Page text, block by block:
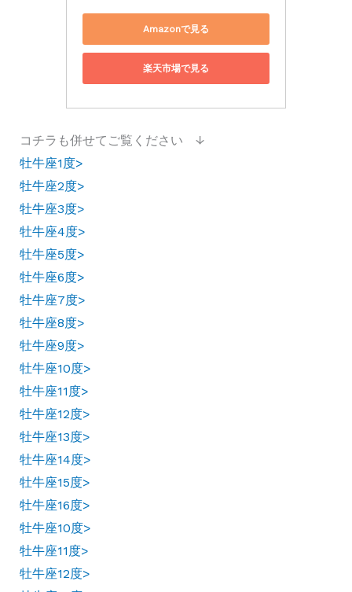
Amazonで見る
楽天市場で見る
コチラも併せてご覧ください ↓
牡牛座1度>
牡牛座2度>
牡牛座3度>
牡牛座4度>
牡牛座5度>
牡牛座6度>
牡牛座7度>
牡牛座8度>
牡牛座9度>
牡牛座10度>
牡牛座11度>
牡牛座12度>
牡牛座13度>
牡牛座14度>
牡牛座15度>
牡牛座16度>
牡牛座10度>
牡牛座11度>
牡牛座12度>